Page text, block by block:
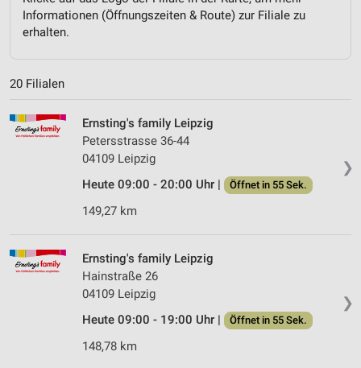
Informationen (Öffnungszeiten & Route) zur Filiale zu
erhalten.
20 Filialen
❯
Ernsting's family Leipzig
Petersstrasse 36-44
04109 Leipzig
Heute 09:00 - 20:00 Uhr |
Öffnet in 55 Sek.
149,27 km
❯
Ernsting's family Leipzig
Hainstraße 26
04109 Leipzig
Heute 09:00 - 19:00 Uhr |
Öffnet in 55 Sek.
148,78 km